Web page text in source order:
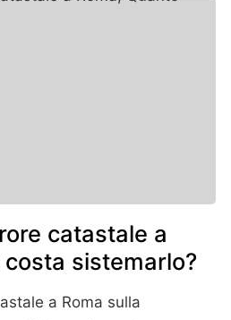
catastale a
costa sistemarlo?
a Roma sulla